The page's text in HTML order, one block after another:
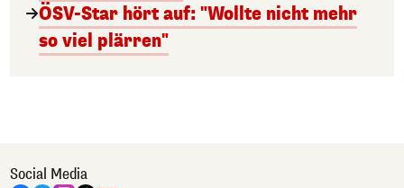
ÖSV-Star hört auf: "Wollte nicht mehr
so viel plärren"
Social Media